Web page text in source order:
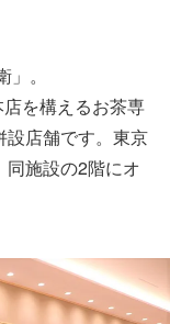
。
を構えるお茶専
設店舗です。東京
同施設の2階にオ